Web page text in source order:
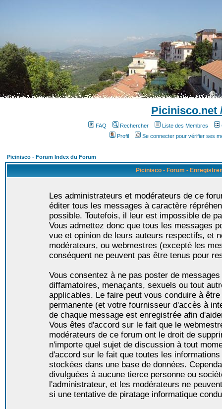
Picinisco.net
FAQ Rechercher Liste des Membres
Profil
Se connecter pour vérifier ses
Picinisco - Forum Index du Forum
Picinisco - Forum -
Les administrateurs et modérateurs de ce
éditer tous les messages à caractère
possible. Toutefois, il leur est impossible de
Vous admettez donc que tous les messages
vue et opinion de leurs auteurs respectifs, et
modérateurs, ou webmestres (excepté les
conséquent ne peuvent pas être tenus pour
Vous consentez à ne pas poster de
diffamatoires, menaçants, sexuels ou tout
applicables. Le faire peut vous conduire à
permanente (et votre fournisseur d'accès à
de chaque message est enregistrée afin
Vous êtes d'accord sur le fait que le
modérateurs de ce forum ont le droit de
n'importe quel sujet de discussion à tout
d'accord sur le fait que toutes les
stockées dans une base de données.
divulguées à aucune tierce personne ou
l'administrateur, et les modérateurs ne
si une tentative de piratage informatique